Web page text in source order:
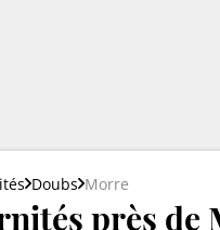
Doubs Morre
près de